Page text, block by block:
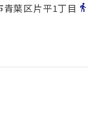
葉区片平1丁目 directions_walk